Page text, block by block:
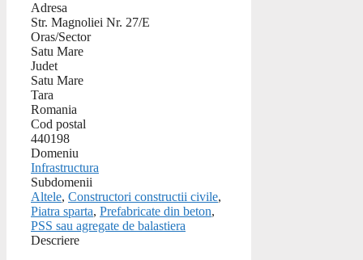
Adresa
Str. Magnoliei Nr. 27/E
Oras/Sector
Satu Mare
Judet
Satu Mare
Tara
Romania
Cod postal
440198
Domeniu
Infrastructura
Subdomenii
Altele, Constructori constructii civile,
Piatra sparta, Prefabricate din beton,
PSS sau agregate de balastiera
Descriere